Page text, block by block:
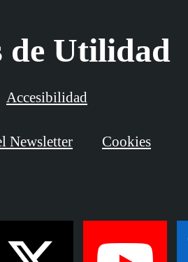
de Utilidad
Accesibilidad
Newsletter Cookies